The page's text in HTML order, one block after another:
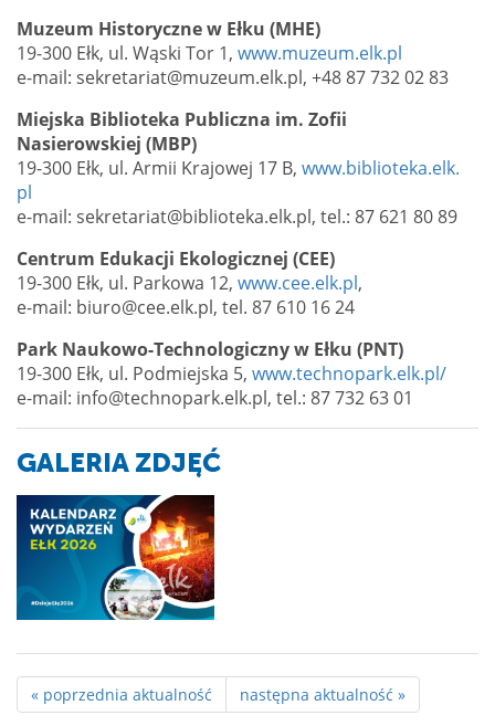
Muzeum Historyczne w Ełku (MHE)
19-300 Ełk, ul. Wąski Tor 1, www.muzeum.elk.pl
e-mail: sekretariat@muzeum.elk.pl, +48 87 732 02 83
Miejska Biblioteka Publiczna im. Zofii
Nasierowskiej (MBP)
19-300 Ełk, ul. Armii Krajowej 17 B, www.biblioteka.elk.
pl
e-mail: sekretariat@biblioteka.elk.pl, tel.: 87 621 80 89
Centrum Edukacji Ekologicznej (CEE)
19-300 Ełk, ul. Parkowa 12, www.cee.elk.pl,
e-mail: biuro@cee.elk.pl, tel. 87 610 16 24
Park Naukowo-Technologiczny w Ełku (PNT)
19-300 Ełk, ul. Podmiejska 5, www.technopark.elk.pl/
e-mail: info@technopark.elk.pl, tel.: 87 732 63 01
GALERIA ZDJĘĆ
« poprzednia aktualność następna aktualność »